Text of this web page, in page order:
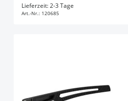
Lieferzeit: 2-3 Tage
Art.-Nr.: 120685